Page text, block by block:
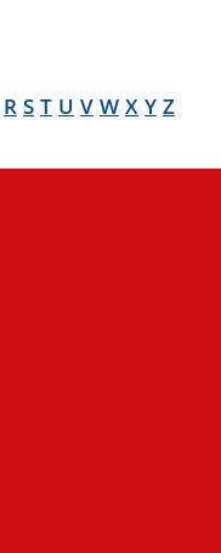
R S T U V W X Y Z